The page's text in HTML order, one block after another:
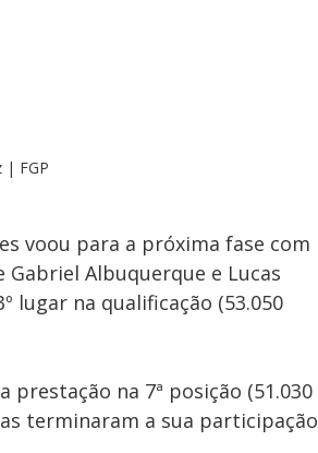
| FGP
voou para a próxima fase com
Gabriel Albuquerque e Lucas
lugar na qualificação (53.050
prestação na 7ª posição (51.030
terminaram a sua participação